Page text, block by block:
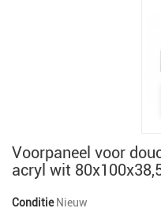
Voorpaneel voor
acryl wit
Conditie Nieuw